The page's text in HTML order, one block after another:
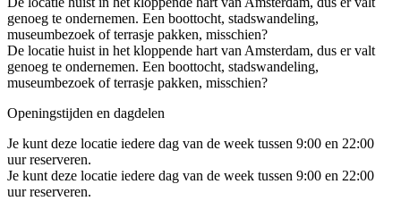
genoeg te ondernemen. Een boottocht, stadswandeling,
museumbezoek of terrasje pakken, misschien?
De locatie huist in het kloppende hart van Amsterdam, dus er valt
genoeg te ondernemen. Een boottocht, stadswandeling,
museumbezoek of terrasje pakken, misschien?
Openingstijden en dagdelen
Je kunt deze locatie iedere dag van de week tussen 9:00 en 22:00
uur reserveren.
Je kunt deze locatie iedere dag van de week tussen 9:00 en 22:00
uur reserveren.